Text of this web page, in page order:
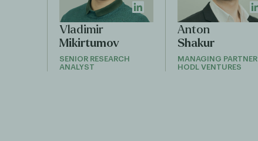
Vladimir
Mikirtumov
SENIOR RESEARCH
ANALYST
Anton
Shakur
MANAGING PARTNER
HODL VENTURES